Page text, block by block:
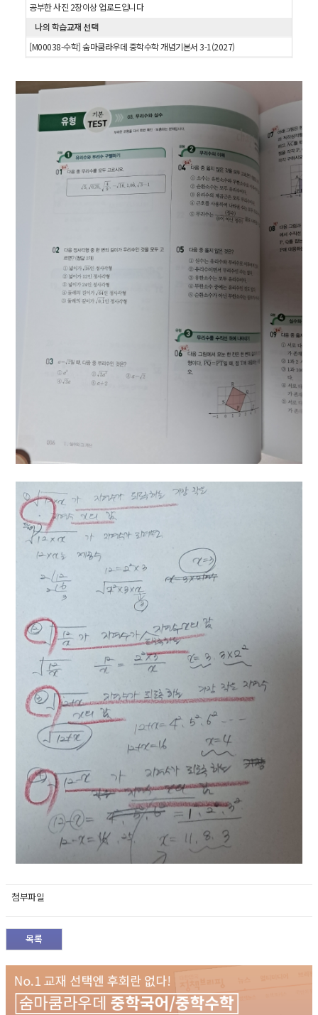
공부한 사진 2장이상 업로드입니다
나의 학습교재 선택
[M00038-수학] 숨마쿰라우데 중학수학 개념기본서 3-1(2027)
첨부파일
목록